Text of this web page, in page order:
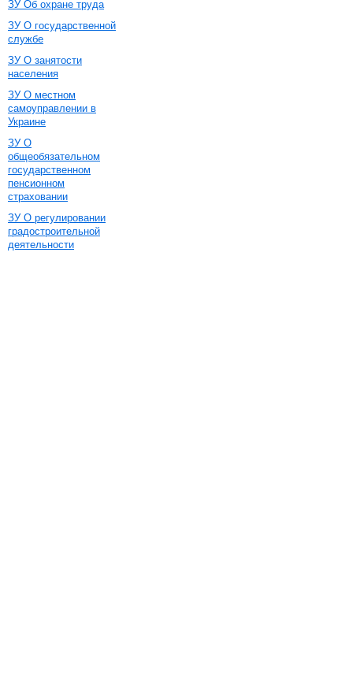
ЗУ Об охране труда
ЗУ О государственной
службе
ЗУ О занятости
населения
ЗУ О местном
самоуправлении в
Украине
ЗУ О
общеобязательном
государственном
пенсионном
страховании
ЗУ О регулировании
градостроительной
деятельности